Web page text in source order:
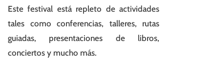
Este festival está repleto de actividades
tales como conferencias, talleres, rutas
guiadas, presentaciones de libros,
conciertos y mucho más.